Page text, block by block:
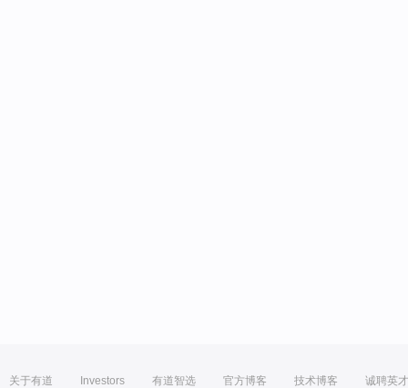
关于有道 Investors 有道智选 官方博客 技术博客 诚聘英才